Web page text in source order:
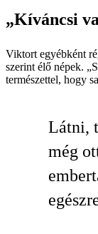
„Kíváncsi
Viktort egyébként
szerint élő népek.
természettel, hogy
Látni,
még